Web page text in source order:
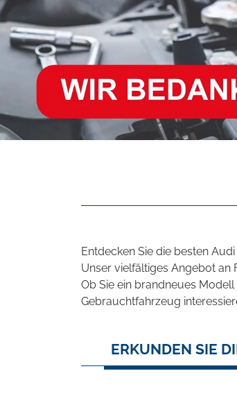
Entdecken Sie die besten
Unser vielfältiges Angebot an
Ob Sie ein brandneues
Gebrauchtfahrzeug
ERKUNDEN SIE